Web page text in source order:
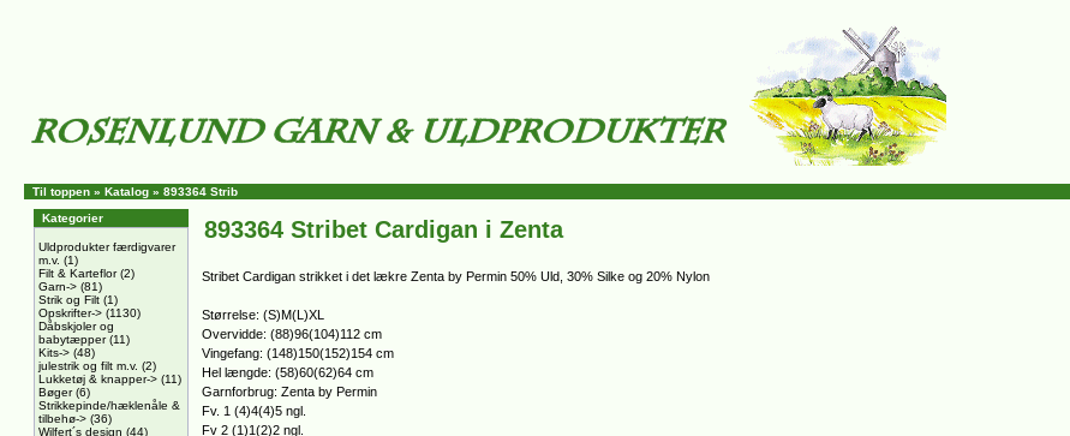
Til toppen » Katalog » 893364 Strib
Kategorier
Uldprodukter færdigvarer
m.v. (1)
Filt & Karteflor(2)
Garn-> (81)
Strik og Filt (1)
Opskrifter-> (1130)
Dåbskjoler og
babytæpper(11)
Kits-> (48)
julestrik og filt m.v. (2)
Lukketøj & knapper-> (11)
Bøger(6)
Strikkepinde/hæklenåle &
tilbehø-> (36)
Wilfert´s design (44)
893364 Stribet Cardigan i Zenta
Stribet Cardigan strikket i det lækre Zenta by Permin 50% Uld, 30% Silke og 20% Nylon
Størrelse: (S)M(L)XL
Overvidde: (88)96(104)112 cm
Vingefang: (148)150(152)154 cm
Hel længde: (58)60(62)64 cm
Garnforbrug: Zenta by Permin
Fv. 1 (4)4(4)5 ngl.
Fv 2 (1)1(2)2 ngl.